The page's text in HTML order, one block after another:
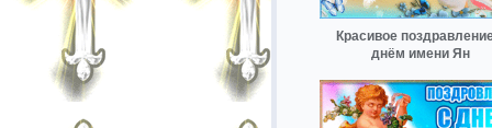
Красивое
днём имени Ян